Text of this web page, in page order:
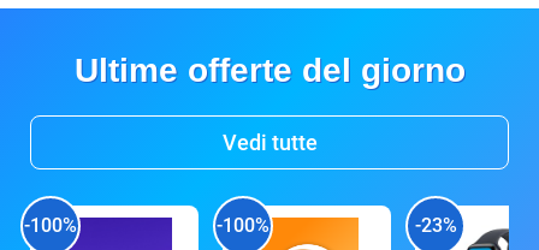
Ultime offerte del giorno
Vedi tutte
-100% -100% -23%